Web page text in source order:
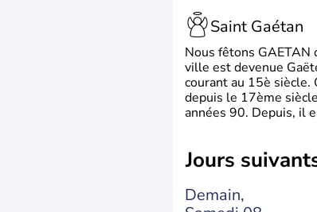
Saint Gaétan
Nous fêtons
ville est devenue
courant au 15è siècle.
depuis le 17ème
années 90. Depuis, il
jours
Demain,